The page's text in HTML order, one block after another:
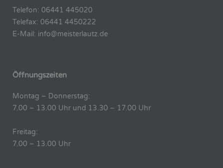
Telefon: 06441 445020
Telefax: 06441 4450222
E-Mail: info@meisterlautz.de
Öffnungszeiten
Montag – Donnerstag:
7.00 – 13.00 Uhr und 13.30 – 17.00 Uhr
Freitag:
7.00 – 13.00 Uhr